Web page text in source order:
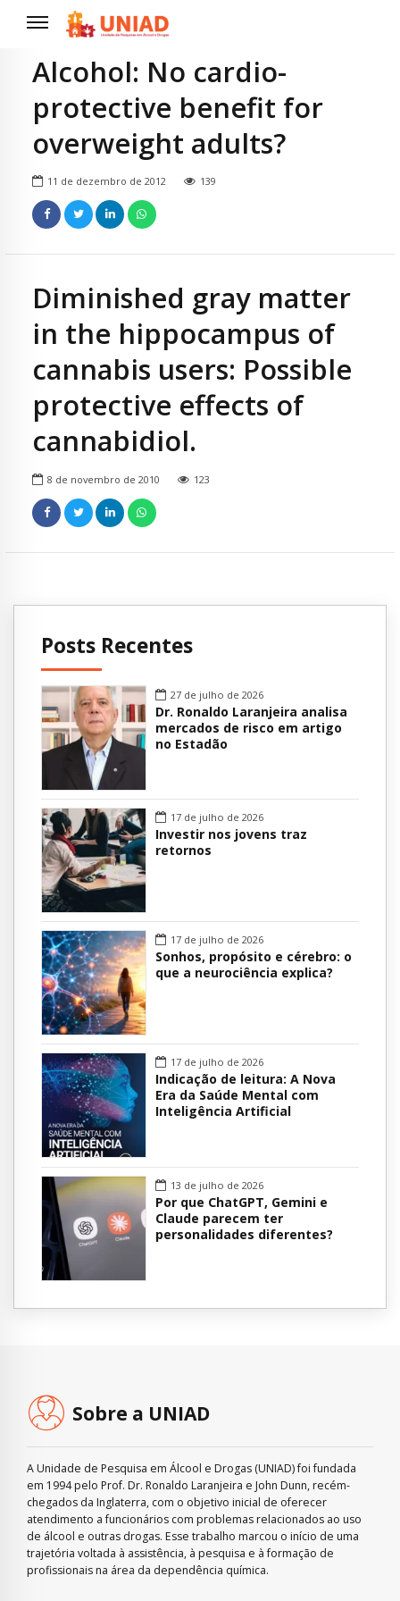
Alcohol: No cardio-
protective benefit for
overweight adults?
11 de dezembro de 2012 139
Diminished gray matter
in the hippocampus of
cannabis users: Possible
protective effects of
cannabidiol.
8 de novembro de 2010 123
Posts Recentes
27 de julho de 2026
Dr. Ronaldo Laranjeira analisa
mercados de risco em artigo
no Estadão
17 de julho de 2026
Investir nos jovens traz
retornos
17 de julho de 2026
Sonhos, propósito e cérebro: o
que a neurociência explica?
17 de julho de 2026
Indicação de leitura: A Nova
Era da Saúde Mental com
Inteligência Artificial
13 de julho de 2026
Por que ChatGPT, Gemini e
Claude parecem ter
personalidades diferentes?
Sobre a UNIAD
A Unidade de Pesquisa em Álcool e Drogas (UNIAD) foi fundada
em 1994 pelo Prof. Dr. Ronaldo Laranjeira e John Dunn, recém-
chegados da Inglaterra, com o objetivo inicial de oferecer
atendimento a funcionários com problemas relacionados ao uso
de álcool e outras drogas. Esse trabalho marcou o início de uma
trajetória voltada à assistência, à pesquisa e à formação de
profissionais na área da dependência química.